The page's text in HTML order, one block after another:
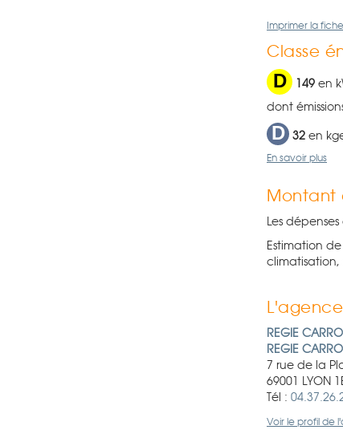
Imprimer la fiche
Classe
D 149 en
dont
D 32 en
En savoir plus
Montant
Les
Estimation
climatisation,
L'agence
REGIE
REGIE
7 rue de la
69001 LYON
Tél :
Voir le profil de